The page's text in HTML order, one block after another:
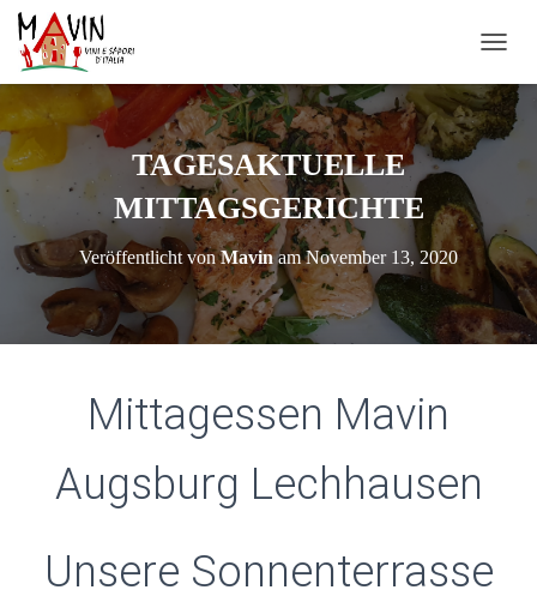
A
V
I
O
N
M
S
TAGESAKTUELLE
MITTAGSGERICHTE
Veröffentlicht vonMavinamNovember 13, 2020
Mittagessen Mavin
Augsburg Lechhausen
Unsere Sonnenterrasse